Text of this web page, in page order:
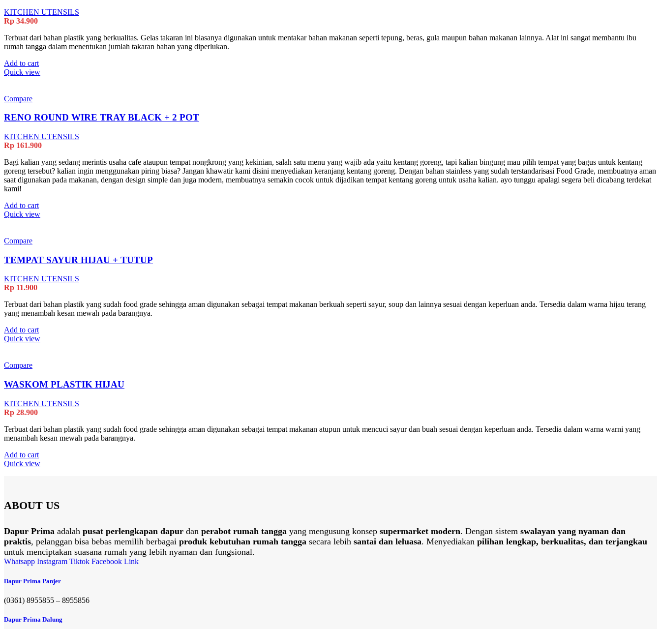
KITCHEN UTENSILS
Rp 34.900
Terbuat dari bahan plastik yang berkualitas. Gelas takaran ini biasanya digunakan untuk mentakar bahan makanan seperti tepung, beras, gula maupun bahan makanan lainnya. Alat ini sangat membantu ibu
rumah tangga dalam menentukan jumlah takaran bahan yang diperlukan.
Add to cart
Quick view
Compare
RENO ROUND WIRE TRAY BLACK + 2 POT
KITCHEN UTENSILS
Rp 161.900
Bagi kalian yang sedang merintis usaha cafe ataupun tempat nongkrong yang kekinian, salah satu menu yang wajib ada yaitu kentang goreng, tapi kalian bingung mau pilih tempat yang bagus untuk kentang
goreng tersebut? kalian ingin menggunakan piring biasa? Jangan khawatir kami disini menyediakan keranjang kentang goreng. Dengan bahan stainless yang sudah terstandarisasi Food Grade, membuatnya aman
saat digunakan pada makanan, dengan design simple dan juga modern, membuatnya semakin cocok untuk dijadikan tempat kentang goreng untuk usaha kalian. ayo tunggu apalagi segera beli dicabang terdekat
kami!
Add to cart
Quick view
Compare
TEMPAT SAYUR HIJAU + TUTUP
KITCHEN UTENSILS
Rp 11.900
Terbuat dari bahan plastik yang sudah food grade sehingga aman digunakan sebagai tempat makanan berkuah seperti sayur, soup dan lainnya sesuai dengan keperluan anda. Tersedia dalam warna hijau terang
yang menambah kesan mewah pada barangnya.
Add to cart
Quick view
Compare
WASKOM PLASTIK HIJAU
KITCHEN UTENSILS
Rp 28.900
Terbuat dari bahan plastik yang sudah food grade sehingga aman digunakan sebagai tempat makanan atupun untuk mencuci sayur dan buah sesuai dengan keperluan anda. Tersedia dalam warna warni yang
menambah kesan mewah pada barangnya.
Add to cart
Quick view
ABOUT US
Dapur Prima adalah pusat perlengkapan dapur dan perabot rumah tangga yang mengusung konsep supermarket modern. Dengan sistem swalayan yang nyaman dan
praktis, pelanggan bisa bebas memilih berbagai produk kebutuhan rumah tangga secara lebih santai dan leluasa. Menyediakan pilihan lengkap, berkualitas, dan terjangkau
untuk menciptakan suasana rumah yang lebih nyaman dan fungsional.
Whatsapp Instagram Tiktok Facebook Link
Dapur Prima Panjer
(0361) 8955855 – 8955856​
Dapur Prima Dalung